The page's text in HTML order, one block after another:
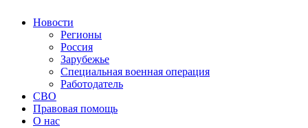
Новости
Регионы
Россия
Зарубежье
Специальная военная операция
Работодатель
СВО
Правовая помощь
О нас